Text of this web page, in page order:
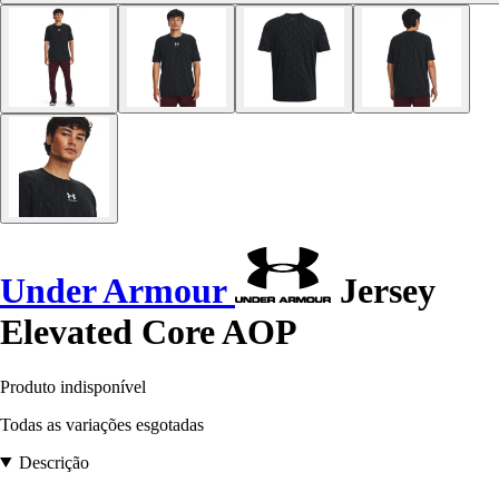
Under Armour
Jersey
Elevated Core AOP
Produto indisponível
Todas as variações esgotadas
Descrição